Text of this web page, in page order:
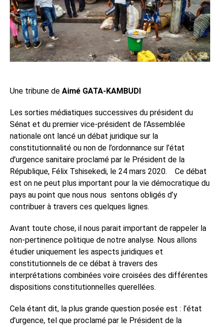
Une tribune de Aimé GATA-KAMBUDI
Les sorties médiatiques successives du président du
Sénat et du premier vice-président de l’Assemblée
nationale ont lancé un débat juridique sur la
constitutionnalité ou non de l’ordonnance sur l’état
d’urgence sanitaire proclamé par le Président de la
République, Félix Tshisekedi, le 24 mars 2020.
Ce débat
est on ne peut plus important pour la vie démocratique du
pays au point que nous nous sentons obligés d’y
contribuer à travers ces quelques lignes.
Avant toute chose, il nous parait important de rappeler la
non-pertinence politique de notre analyse. Nous allons
étudier uniquement les aspects juridiques et
constitutionnels de ce débat à travers des
interprétations combinées voire croisées des différentes
dispositions constitutionnelles querellées.
Cela étant dit, la plus grande question posée est : l’état
d’urgence, tel que proclamé par le Président de la